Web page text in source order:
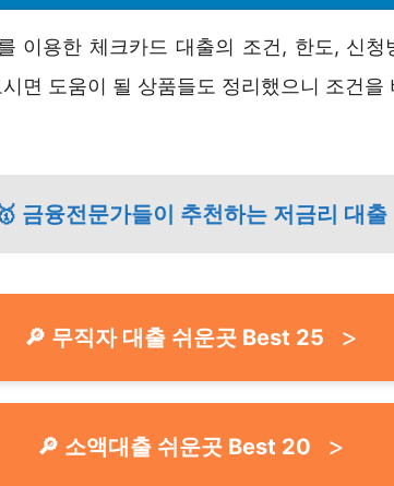
이용한 체크카드 대출의 조건, 한도, 신청
면 도움이 될 상품들도 정리했으니 조건을
금융전문가들이 추천하는 저금리 대출
🔎 무직자 대출 쉬운곳 Best 25
🔎 소액대출 쉬운곳 Best 20